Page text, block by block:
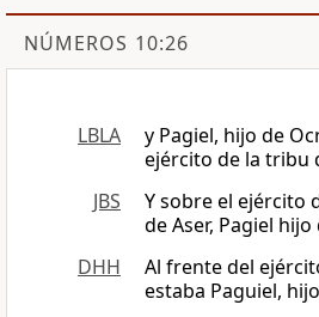
NÚMEROS 10:26
LBLA
y Pagiel, hijo de
ejército de la tribu
JBS
Y sobre el ejército
de Aser, Pagiel
DHH
Al frente del
estaba Paguiel,